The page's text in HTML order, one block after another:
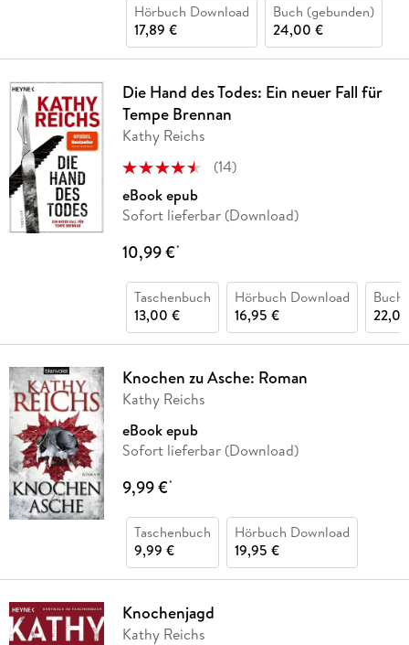
Hörbuch Download
17,89 €
Buch (gebunden)
24,00 €
Die Hand des Todes: Ein neuer Fall für
Tempe Brennan
Kathy Reichs
(14)
eBook epub
Sofort lieferbar (Download)
10,99 €*
Taschenbuch
13,00 €
Hörbuch Download
16,95 €
Buch
Knochen zu Asche: Roman
Kathy Reichs
eBook epub
Sofort lieferbar (Download)
9,99 €*
Taschenbuch
9,99 €
Hörbuch Download
19,95 €
Knochenjagd
Kathy Reichs